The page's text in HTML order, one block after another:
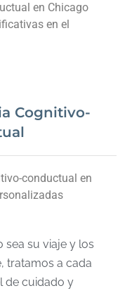
en Chicago
en el
Cognitivo-
conductual en
sea su viaje y los
tratamos a cada
de cuidado y